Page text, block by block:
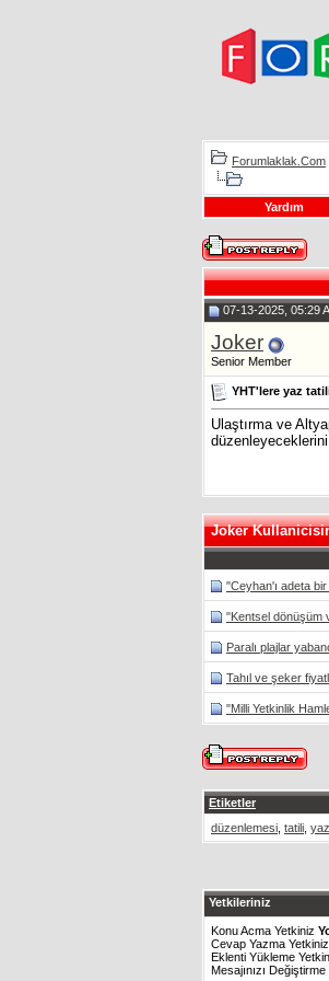
Forumlaklak.Com
Yardım
07-13-2025, 05:29
Joker
Senior Member
YHT'lere yaz
Ulaştırma ve
Joker
"Ceyhan'ı adeta bir
"Kentsel dönüşüm
Paralı plajlar
Tahıl ve şeker
"Milli Yetkinlik
Etiketler
düzenlemesi tatili yaz
Yetkileriniz
Konu Acma Yetkiniz
Cevap Yazma Yetkiniz
Eklenti Yükleme
Mesajınızı